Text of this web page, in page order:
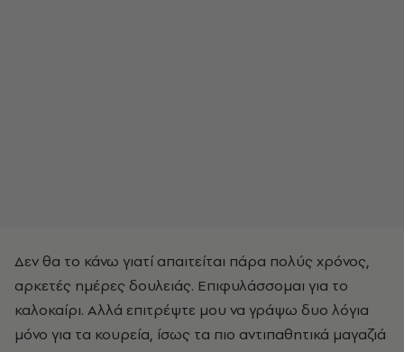
Δεν θα το κάνω γιατί απαιτείται πάρα πολύς χρόνος,
αρκετές ημέρες δουλειάς. Επιφυλάσσομαι για το
καλοκαίρι. Αλλά επιτρέψτε μου να γράψω δυο λόγια
μόνο για τα κουρεία, ίσως τα πιο αντιπαθητικά μαγαζιά